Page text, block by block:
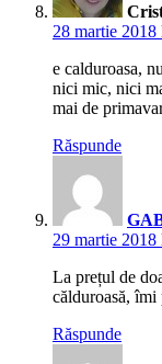
28 martie 2018
e calduroasa,
nici mic, nici
mai de
Răspunde
29 martie 2018
La prețul de
călduroasă, îmi
Răspunde